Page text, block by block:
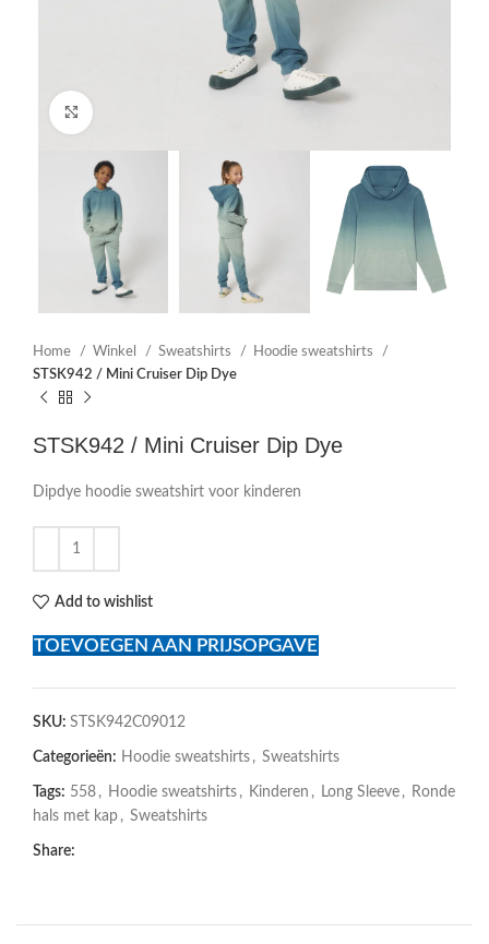
Home Winkel Sweatshirts
Hoodie sweatshirts
STSK942 / Mini Cruiser Dip Dye
STSK942 / Mini Cruiser Dip Dye
Dipdye hoodie sweatshirt voor kinderen
Add to wishlist
TOEVOEGEN AAN PRIJSOPGAVE
SKU: STSK942C09012
Categorieën: Hoodie sweatshirts , Sweatshirts
Tags: 558 , Hoodie sweatshirts , Kinderen , Long Sleeve , Ronde
hals met kap , Sweatshirts
Share: